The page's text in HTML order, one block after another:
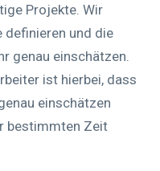
Projekte. Wir
definieren und die
genau einschätzen.
ist hierbei, dass
einschätzen
bestimmten Zeit